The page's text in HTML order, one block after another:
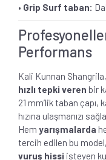
• Grip Surf taban:
Performans
Kali Kunnan
hızlı tepki veren bir
21 mm’lik taban çapı,
hızına ulaşmanızı
Hem yarışmalarda
tercih edilen bu model,
vuruş hissi isteyen